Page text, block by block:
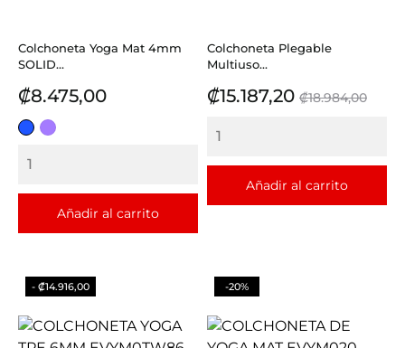
Colchoneta Yoga Mat 4mm
SOLID...
Precio
₡8.475,00
AZUL
LILA
Añadir al carrito
Colchoneta Plegable
Multiuso...
Precio
₡15.187,20 Precio
₡18.984,00
Añadir al carrito
- ₡14.916,00 -20%